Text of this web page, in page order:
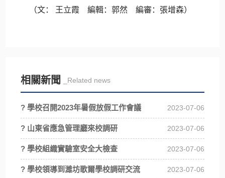
（文： 王立霞 編輯：郭然 編審：張增森）
相關新聞 _Related news
? 學校召開2023年暑假放假工作會議 2023-07-06
? 山東省應急管理廳來校調研 2023-07-06
? 學校組織實驗室安全大檢查 2023-07-06
? 學校領導到濰坊歌爾學校調研交流 2023-07-06